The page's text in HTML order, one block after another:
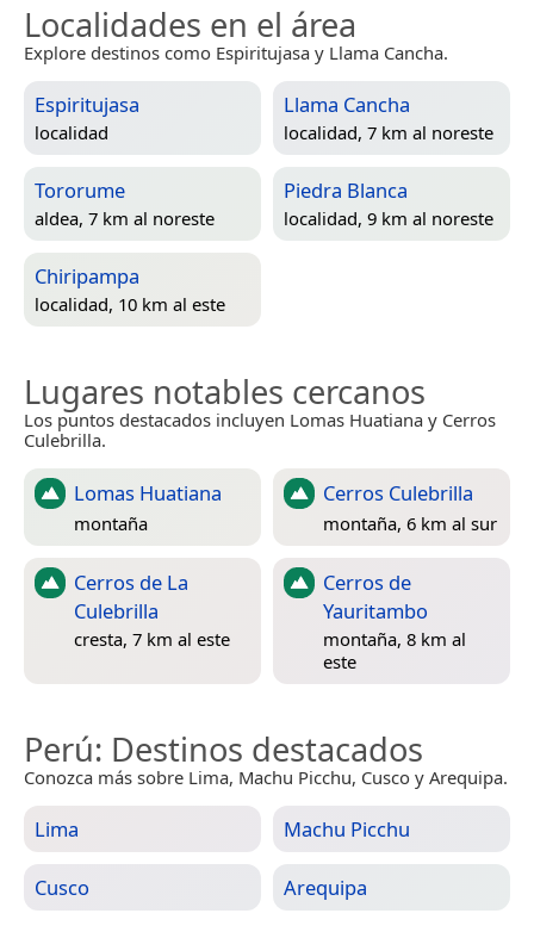
Localidades en el área
Explore destinos como Espiritujasa y Llama Cancha.
Espiritujasa
localidad
Llama Cancha
localidad, 7 km al noreste
Tororume
aldea, 7 km al noreste
Piedra Blanca
localidad, 9 km al noreste
Chiripampa
localidad, 10 km al este
Lugares notables cercanos
Los puntos destacados incluyen Lomas Huatiana y Cerros
Culebrilla.
Lomas Huatiana
montaña
Cerros Culebrilla
montaña, 6 km al sur
Cerros de La
Culebrilla
cresta, 7 km al este
Cerros de
Yauritambo
montaña, 8 km al
este
Perú: Destinos destacados
Conozca más sobre Lima, Machu Picchu, Cusco y Arequipa.
Lima Machu Picchu
Cusco Arequipa